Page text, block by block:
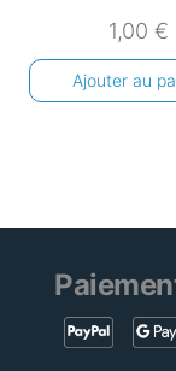
1,00€
Ajouter au